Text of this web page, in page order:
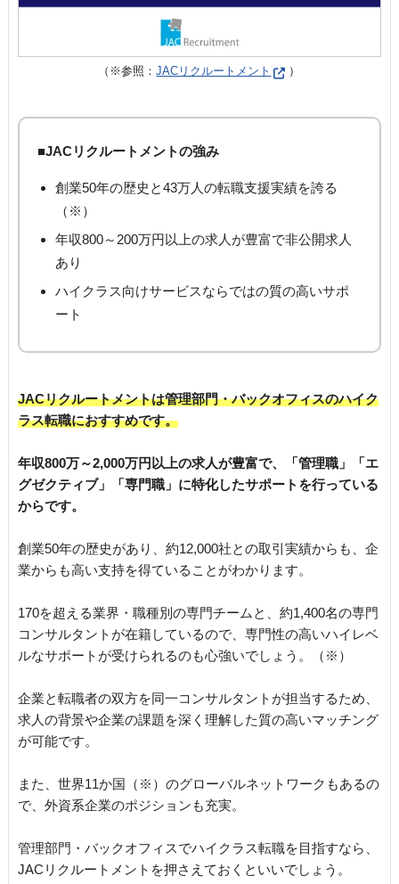
（※参照：JACリクルートメント ）
■JACリクルートメントの強み
創業50年の歴史と43万人の転職支援実績を誇る
（※）
年収800～200万円以上の求人が豊富で非公開求人
あり
ハイクラス向けサービスならではの質の高いサポ
ート
JACリクルートメントは管理部門・バックオフィスのハイク
ラス転職におすすめです。
年収800万～2,000万円以上の求人が豊富で、「管理職」「エ
グゼクティブ」「専門職」に特化したサポートを行っている
からです。
創業50年の歴史があり、約12,000社との取引実績からも、企
業からも高い支持を得ていることがわかります。
170を超える業界・職種別の専門チームと、約1,400名の専門
コンサルタントが在籍しているので、専門性の高いハイレベ
ルなサポートが受けられるのも心強いでしょう。（※）
企業と転職者の双方を同一コンサルタントが担当するため、
求人の背景や企業の課題を深く理解した質の高いマッチング
が可能です。
また、世界11か国（※）のグローバルネットワークもあるの
で、外資系企業のポジションも充実。
管理部門・バックオフィスでハイクラス転職を目指すなら、
JACリクルートメントを押さえておくといいでしょう。